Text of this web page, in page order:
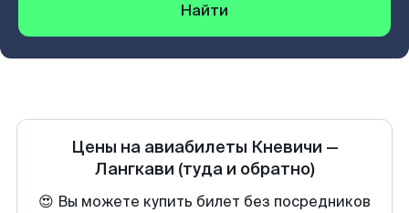
Найти
Цены на авиабилеты Кневичи —
Лангкави (туда и обратно)
😍 Вы можете купить билет без посредников